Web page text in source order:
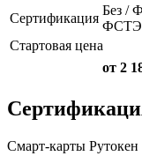
Сертификация
Без /
Стартовая цена
от 2
Смарт-карты